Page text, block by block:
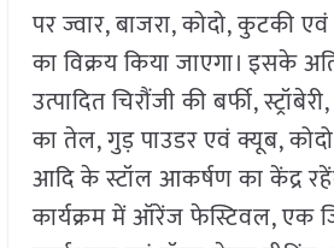
पर ज्वार, बाजरा, कोदो, कुटकी
का विक्रय किया जाएगा। इसके
उत्पादित चिरौंजी की बर्फी,
का तेल, गुड़ पाउडर एवं क्यूब,
आदि के स्टॉल आकर्षण का केंद्र
कार्यक्रम में ऑरेंज फेस्टिवल, एक